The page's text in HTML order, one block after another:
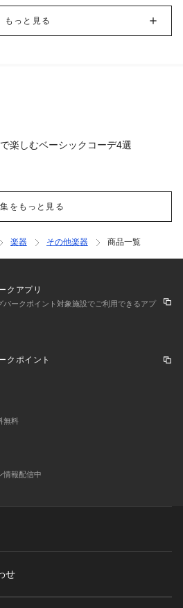
もっと見る
楽しむベーシックコーデ4選
をもっと見る
楽器 その他楽器 商品一覧
クアプリ
パークポイント対象施設でご利用できるアプ
クポイント
無料
情報配信中
せ